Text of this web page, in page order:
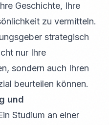
Geschichte, Ihre
zu vermitteln.
strategisch
nur Ihre
sondern auch Ihren
beurteilen können.
und
Studium an einer